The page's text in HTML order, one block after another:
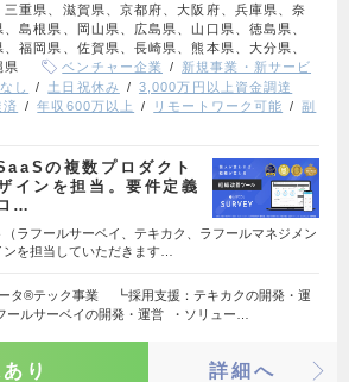
重県、滋賀県、京都府、大阪府、兵庫県、奈
島根県、岡山県、広島県、山口県、徳島県、
福岡県、佐賀県、長崎県、熊本県、大分県、
県
ベンチャー企業
新規事業・新サービ
し 土日祝休み
3,000万円以上資金調達
年収600万以上 リモートワーク可能
副
の複数プロダクト
インを担当。要件定義
…
ラフールサーベイ、テキカク、ラフールマネジメン
を担当していただきます…
ータ®テック事業 ┗採用支援：テキカクの開発・運
ルサーベイの開発・運営 ・ソリュー…
り 詳細へ